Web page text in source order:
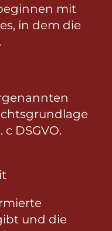
mit
in dem die
c DSGVO.
und die